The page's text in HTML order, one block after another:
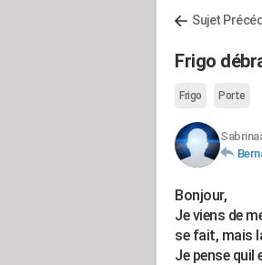
Sujet
Frigo
Frigo Porte
Bonjour,
Je viens de
se fait, mais
Je pense